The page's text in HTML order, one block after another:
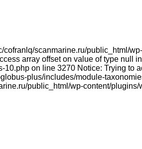
scanmarine.ru/public_html/
array offset on value of type null
on line 3270 Notice: Trying to
plus/includes/module-
public_html/wp-content/